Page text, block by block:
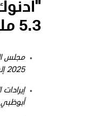
5.3 مليار درهم لعام
2025 إلى مليار دولار، ويضع حداً سنوياً أدنى بقيمة 1.05 مليار دولار لتوزيعات الأرباح للعام
أبوظبي